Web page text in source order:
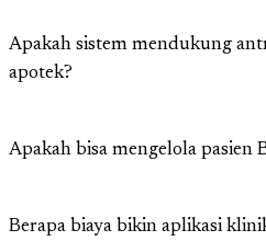
Apakah sistem mendukung
apotek?
Apakah bisa mengelola pasien
Berapa biaya bikin aplikasi